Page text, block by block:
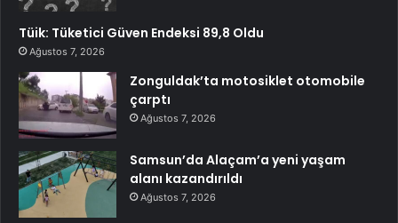
Tüik: Tüketici Güven Endeksi 89,8 Oldu
Ağustos 7, 2026
Zonguldak’ta motosiklet otomobile
çarptı
Ağustos 7, 2026
Samsun’da Alaçam’a yeni yaşam
alanı kazandırıldı
Ağustos 7, 2026